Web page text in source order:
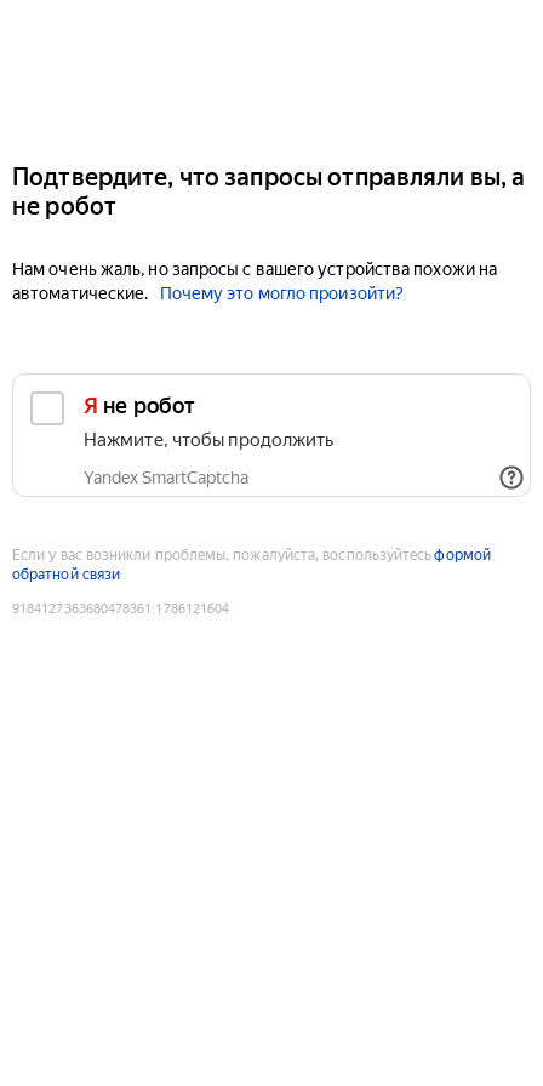
Подтвердите, что запросы отправляли вы, а
не робот
Нам очень жаль, но запросы с вашего устройства похожи на
автоматические.
Почему это могло произойти?
Я не робот
Нажмите, чтобы продолжить
Yandex SmartCaptcha
Если у вас возникли проблемы, пожалуйста, воспользуйтесьформой
обратной связи
9184127363680478361 :1786121604